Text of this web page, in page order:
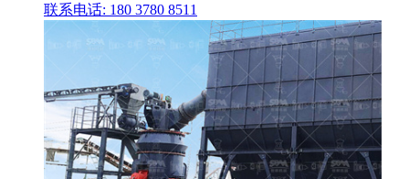
联系电话: 180 3780 8511